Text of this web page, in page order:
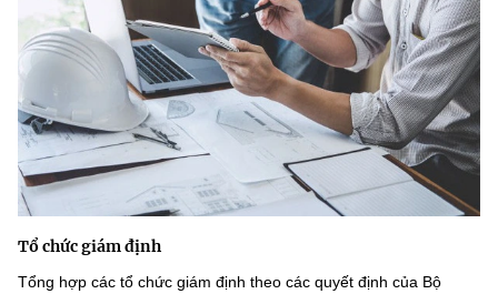
Tổ chức giám định
Tổng hợp các tổ chức giám định theo các quyết định của Bộ